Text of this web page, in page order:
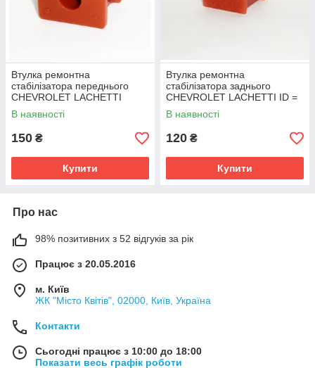
Втулка ремонтна
стабілізатора переднього
CHEVROLET LACHETTI
ID=17mm OEM:96839848
поліуретан
В наявності
150 ₴
Купити
Втулка ремонтна
стабілізатора заднього
CHEVROLET LACHETTI ID =
11 mm OEM:96474043
В наявності
120 ₴
Купити
Про нас
98% позитивних з 52 відгуків за рік
Працює з 20.05.2016
м. Київ
ЖК "Місто Квітів", 02000, Київ, Україна
Контакти
Сьогодні працює з 10:00 до 18:00
Показати весь графік роботи